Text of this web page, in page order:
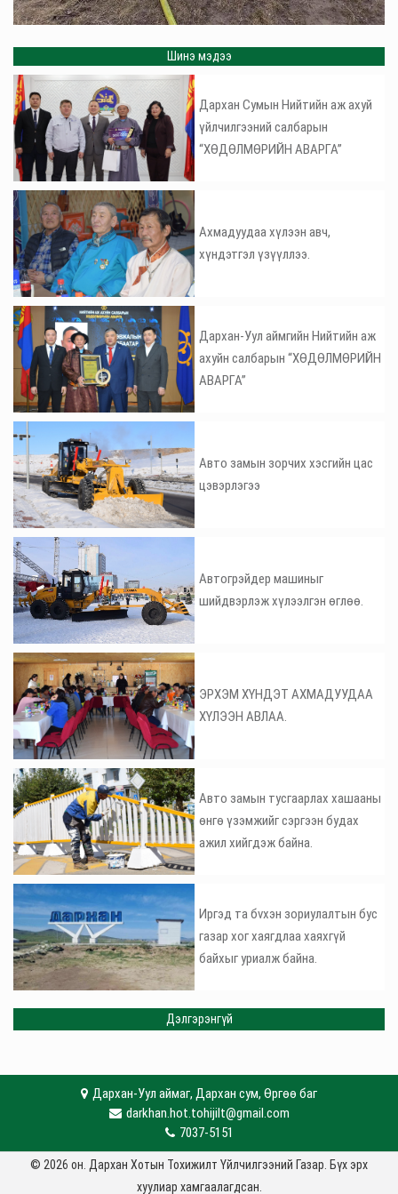
Шинэ мэдээ
Дархан Сумын Нийтийн аж ахуй
үйлчилгээний салбарын
“ХӨДӨЛМӨРИЙН АВАРГА”
Ахмадуудаа хүлээн авч,
хүндэтгэл үзүүллээ.
Дархан-Уул аймгийн Нийтийн аж
ахуйн салбарын “ХӨДӨЛМӨРИЙН
АВАРГА”
Авто замын зорчих хэсгийн цас
цэвэрлэгээ
Автогрэйдер машиныг
шийдвэрлэж хүлээлгэн өглөө.
ЭРХЭМ ХҮНДЭТ АХМАДУУДАА
ХҮЛЭЭН АВЛАА.
Авто замын тусгаарлах хашааны
өнгө үзэмжийг сэргээн будах
ажил хийгдэж байна.
Иргэд та бvхэн зориулалтын бус
газар хог хаягдлаа хаяхгүй
байхыг уриалж байна.
Дэлгэрэнгүй
Дархан-Уул аймаг, Дархан сум, Өргөө баг
darkhan.hot.tohijilt@gmail.com
7037-5151
© 2026 он. Дархан Хотын Тохижилт Үйлчилгээний Газар. Бүх эрх
хуулиар хамгаалагдсан.